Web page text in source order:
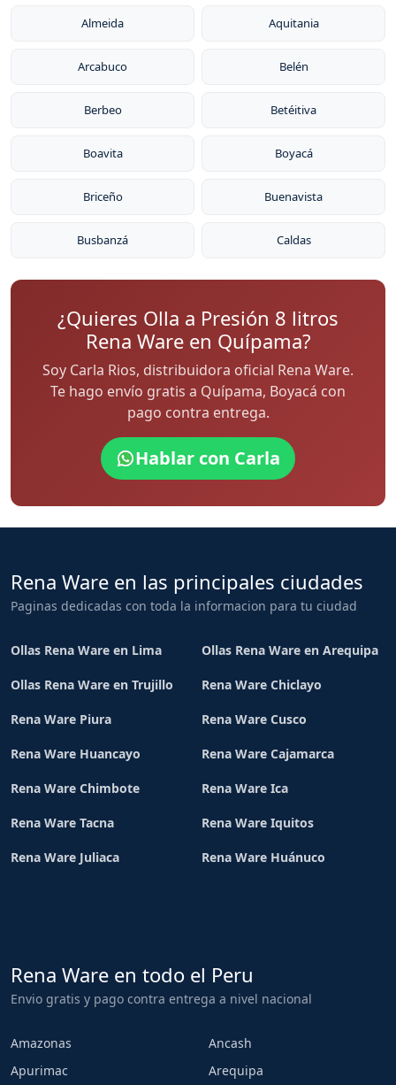
Almeida Aquitania
Arcabuco Belén
Berbeo Betéitiva
Boavita Boyacá
Briceño Buenavista
Busbanzá Caldas
¿Quieres Olla a Presión 8 litros
Rena Ware en Quípama?
Soy Carla Rios, distribuidora oficial Rena Ware.
Te hago envío gratis a Quípama, Boyacá con
pago contra entrega.
Hablar con Carla
Rena Ware en las principales ciudades
Paginas dedicadas con toda la informacion para tu ciudad
Ollas Rena Ware en Lima Ollas Rena Ware en Arequipa
Ollas Rena Ware en Trujillo Rena Ware Chiclayo
Rena Ware Piura Rena Ware Cusco
Rena Ware Huancayo Rena Ware Cajamarca
Rena Ware Chimbote Rena Ware Ica
Rena Ware Tacna Rena Ware Iquitos
Rena Ware Juliaca Rena Ware Huánuco
Rena Ware en todo el Peru
Envio gratis y pago contra entrega a nivel nacional
Amazonas
Ancash
Apurimac
Arequipa